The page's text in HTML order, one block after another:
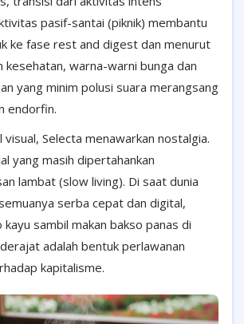
pasif-santai (piknik) membantu
ke fase rest and digest dan menurut
kesehatan, warna-warni bunga dan
yang minim polusi suara merangsang
endorfin.
visual, Selecta menawarkan nostalgia.
yang masih dipertahankan
lambat (slow living). Di saat dunia
serba cepat dan digital,
sambil makan bakso panas di
adalah bentuk perlawanan
kapitalisme.